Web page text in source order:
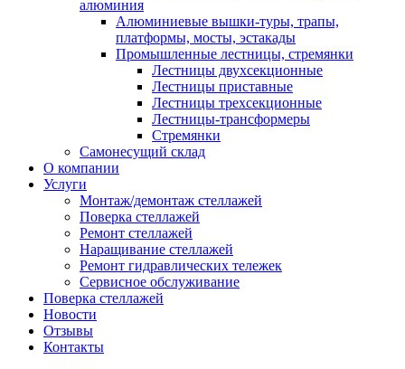
алюминия
Алюминиевые вышки-туры, трапы,
платформы, мосты, эстакады
Промышленные лестницы, стремянки
Лестницы двухсекционные
Лестницы приставные
Лестницы трехсекционные
Лестницы-трансформеры
Стремянки
Самонесущий склад
О компании
Услуги
Монтаж/демонтаж стеллажей
Поверка cтеллажей
Ремонт стеллажей
Наращивание стеллажей
Ремонт гидравлических тележек
Сервисное обслуживание
Поверка cтеллажей
Новости
Отзывы
Контакты